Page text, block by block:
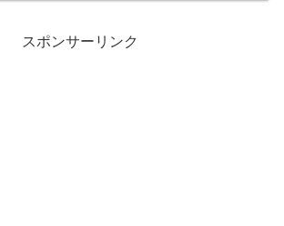
スポンサーリンク